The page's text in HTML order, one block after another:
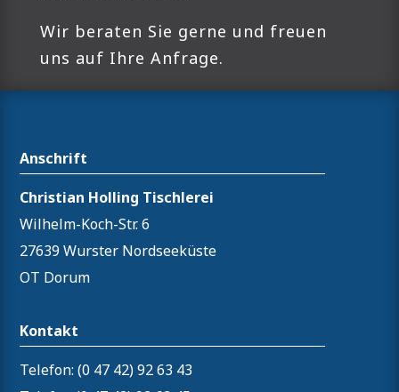
Wir beraten Sie gerne und freuen
uns auf Ihre Anfrage.
Anschrift
Christian Holling Tischlerei
Wilhelm-Koch-Str. 6
27639 Wurster Nordseeküste
OT Dorum
Kontakt
Telefon: (0 47 42) 92 63 43